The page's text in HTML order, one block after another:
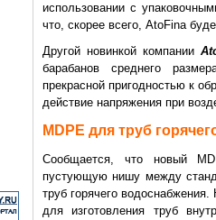
использовании с
что, скорее всего, AtoFina
Другой новинкой компании
барабанов среднего
прекрасной пригодностью к
действие напряжения при
MDPE для труб
Сообщается, что новый
пустующую нишу между
труб горячего
для изготовления труб